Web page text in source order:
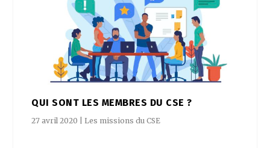
QUI SONT LES MEMBRES DU CSE ?
27 avril 2020 Les missions du CSE